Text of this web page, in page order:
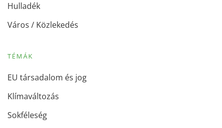
Hulladék
Város / Közlekedés
TÉMÁK
EU társadalom és jog
Klímaváltozás
Sokféleség